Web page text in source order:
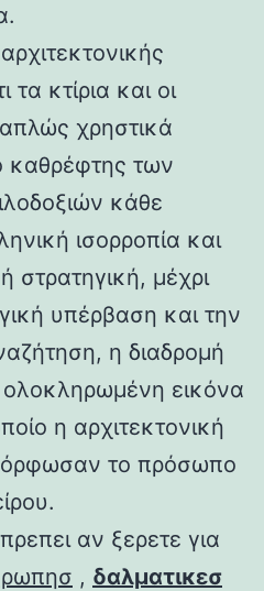
τα κτίρια και οι
χρηστικά
καθρέφτης των
κάθε
ισορροπία και
στρατηγική, μέχρι
υπέρβαση και την
η διαδρομή
εικόνα
η αρχιτεκτονική
το πρόσωπο
αν ξερετε για
, δαλματικεσ